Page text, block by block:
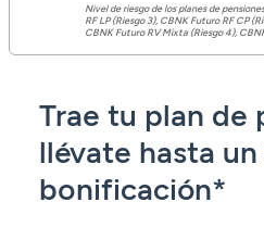
Targetes
Assegurances
CA
Nivel de riesgo de los planes de
RF LP (Riesgo 3), CBNK Futuro RF CP
CBNK Futuro RV Mixta (Riesgo 4),
Trae tu plan de
llévate hasta un
bonificación*